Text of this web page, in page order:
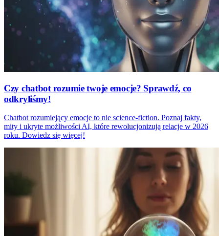
Czy chatbot rozumie twoje emocje? Sprawdź, co
odkryliśmy!
Chatbot rozumiejący emocje to nie science-fiction. Poznaj fakty,
mity i ukryte możliwości AI, które rewolucjonizują relacje w 2026
roku. Dowiedz się więcej!